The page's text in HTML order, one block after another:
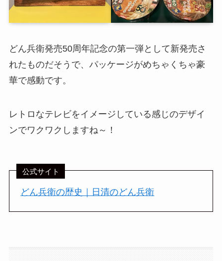
どん兵衛発売50周年記念の第一弾として新発売さ
れたものだそうで、パッケージがめちゃくちゃ豪
華で感動です。
レトロなテレビをイメージしている感じのデザイ
ンでワクワクしますね～！
公式サイト
どん兵衛の歴史｜日清のどん兵衛